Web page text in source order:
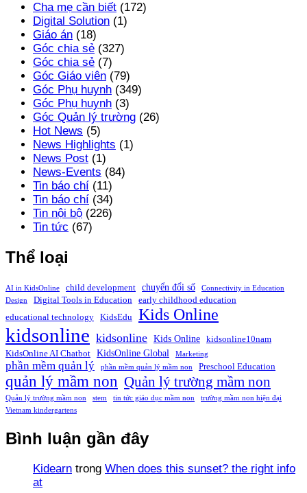
Cha mẹ cần biết (172)
Digital Solution (1)
Giáo án (18)
Góc chia sẻ (327)
Góc chia sẻ (7)
Góc Giáo viên (79)
Góc Phụ huynh (349)
Góc Phụ huynh (3)
Góc Quản lý trường (26)
Hot News (5)
News Highlights (1)
News Post (1)
News-Events (84)
Tin báo chí (11)
Tin báo chí (34)
Tin nội bộ (226)
Tin tức (67)
Thể loại
AI in KidsOnline child development chuyển đổi số
Connectivity in Education
Design
Digital Tools in Education
early childhood education
educational technology
KidsEdu Kids Online
kidsonline kidsonline Kids Online
kidsonline10nam
KidsOnline AI Chatbot
KidsOnline Global Marketing
phần mềm quản lý phần mềm quản lý mầm non Preschool Education
quản lý mầm non Quản lý trường mầm non
Quản lý trường mầm non stem tin tức giáo dục mầm non
trường mầm non hiện đại
Vietnam kindergartens
Bình luận gần đây
Kidearn trong When does this sunset? the right info
at